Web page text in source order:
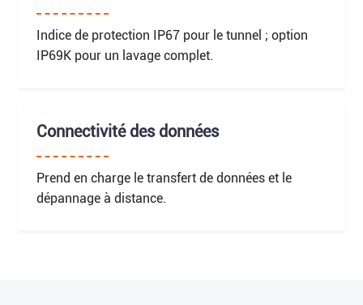
Indice de protection IP67 pour le tunnel ; option
IP69K pour un lavage complet.
Connectivité des données
Prend en charge le transfert de données et le
dépannage à distance.